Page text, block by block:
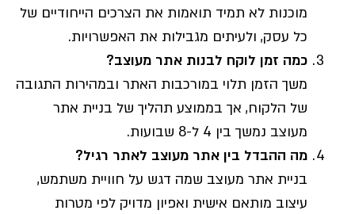
מוכנות לא תמיד תואמות את הצרכים הייחודיים של
כל עסק, ולעיתים מגבילות את האפשרויות.
כמה זמן לוקח לבנות אתר מעוצב?
משך הזמן תלוי במורכבות האתר ובמהירות התגובה
של הלקוח, אך בממוצע תהליך של בניית אתר
מעוצב נמשך בין 4 ל-8 שבועות.
מה ההבדל בין אתר מעוצב לאתר רגיל?
בניית אתר מעוצב שמה דגש על חוויית משתמש,
עיצוב מותאם אישית ואפיון מדויק לפי מטרות